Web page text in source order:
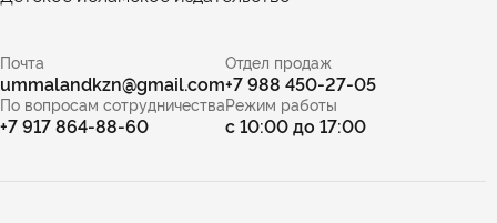
Почта
ummalandkzn@gmail.com
Отдел продаж
+7 988 450-27-05
По вопросам сотрудничества
+7 917 864-88-60
Режим работы
с 10:00 до 17:00